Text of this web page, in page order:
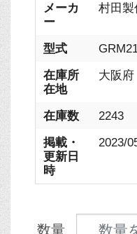
メーカ
ー
村田製
型式
在庫所
在地
大阪府
在庫数
2243
掲載・
更新日
時
2023/
数量
見積数量